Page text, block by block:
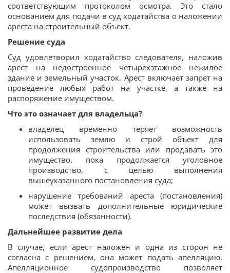
соответствующим протоколом осмотра. Это стало
основанием для подачи в суд ходатайства о наложении
ареста на строительный объект.
Решение суда
Суд удовлетворил ходатайство следователя, наложив
арест на недостроенное четырехэтажное нежилое
здание и земельный участок. Арест включает запрет на
проведение любых работ на участке, а также на
распоряжение имуществом.
Что это означает для владельца?
владелец временно теряет возможность
использовать землю и строй объект для
продолжения строительства или продавать это
имущество, пока продолжается уголовное
производство, с целью выполнения
вышеуказанного постановления суда;
нарушение требований ареста (постановления)
может вызвать дополнительные юридические
последствия (обязанности).
Дальнейшее развитие дела
В случае, если арест наложен и одна из сторон не
согласна с решением, она может подать апелляцию.
Апелляционное судопроизводство позволяет